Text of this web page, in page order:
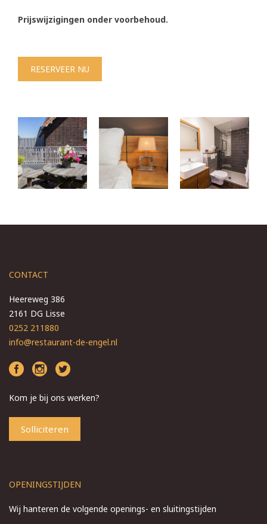
Prijswijzigingen onder voorbehoud.
RESERVEER NU
CONTACT
Heereweg 386
2161 DG Lisse
0252 211880
info@restaurant-de-engel.nl
Kom je bij ons werken?
Solliciteren
OPENINGSTIJDEN
Wij hanteren de volgende openings- en sluitingstijden